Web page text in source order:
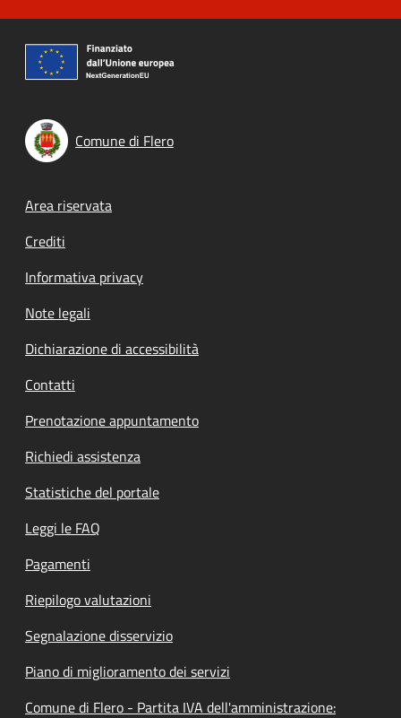
Comune di Flero
Footer menu
Area riservata
Crediti
Informativa privacy
Note legali
Dichiarazione di accessibilità
Contatti
Prenotazione appuntamento
Richiedi assistenza
Statistiche del portale
Leggi le FAQ
Pagamenti
Riepilogo valutazioni
Segnalazione disservizio
Piano di miglioramento dei servizi
Comune di Flero - Partita IVA dell'amministrazione: